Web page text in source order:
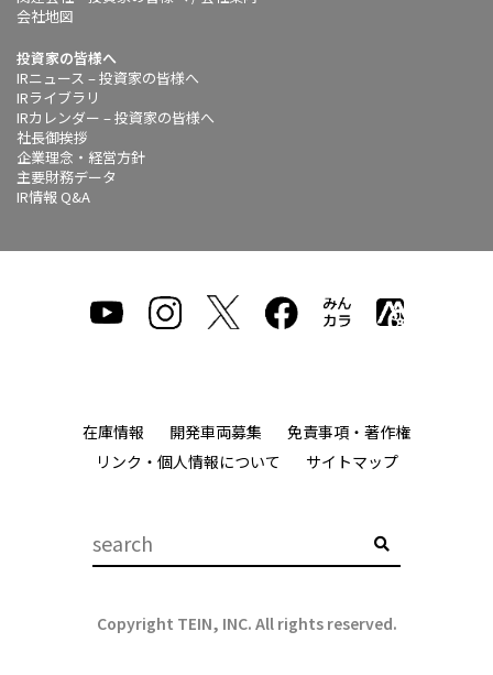
会社地図
投資家の皆様へ
IRニュース – 投資家の皆様へ
IRライブラリ
IRカレンダー – 投資家の皆様へ
社長御挨拶
企業理念・経営方針
主要財務データ
IR情報 Q&A
在庫情報 開発車両募集
免責事項・著作権
リンク・個人情報について
サイトマップ
Copyright TEIN, INC. All rights reserved.